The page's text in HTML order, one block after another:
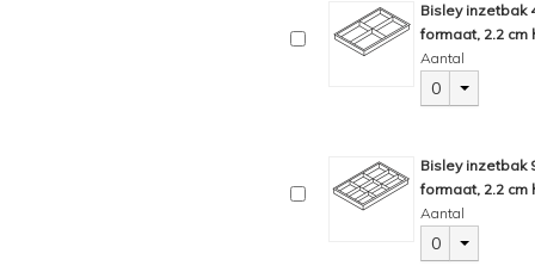
Bisley inzetbak
formaat, 2.2 cm
Aantal
0
Bisley inzetbak
formaat, 2.2 cm
Aantal
0